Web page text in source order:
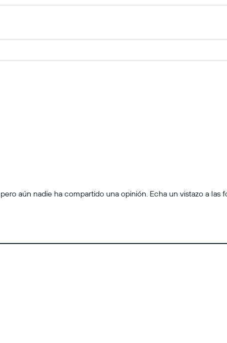
aún nadie ha compartido una opinión. Echa un vistazo a las